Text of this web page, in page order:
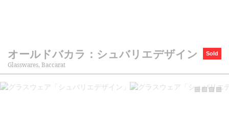
Sold
オールドバカラ：シュバリエデザイン
Glasswares, Baccarat